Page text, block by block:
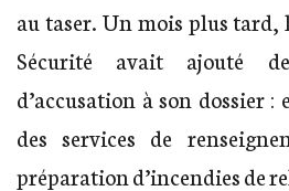
au taser. Un mois plus tard,
Sécurité avait ajouté
d’accusation à son dossier
des services de
préparation d’incendies de